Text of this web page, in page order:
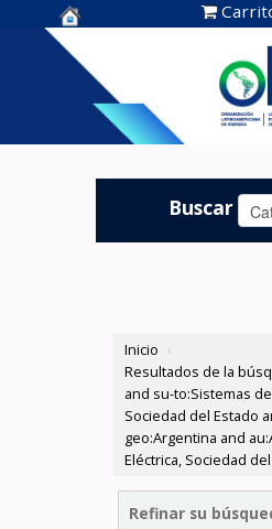
Centro de
Documentación
OLADE -
Buscar
Inicio ›
Resultados de la
and su-to:Sistemas
Sociedad del Estado
geo:Argentina and
Eléctrica, Sociedad
Refinar su